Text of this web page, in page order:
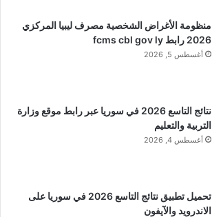
منظومة الأغراض الشخصية مصرف ليبيا المركزي
2026 رابط fcms cbl gov ly
أغسطس 5, 2026
نتائج التاسع 2026 في سوريا عبر رابط موقع وزارة
التربية والتعليم
أغسطس 4, 2026
تحميل تطبيق نتائج التاسع 2026 في سوريا على
الاندرويد والآيفون